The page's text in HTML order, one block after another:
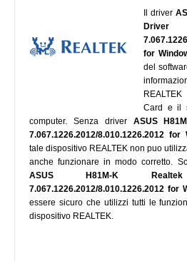
Il driver
Driver
for
del
Card e il
computer. Senza driver ASUS
7.067.1226.2012/8.010.1226.2012
tale dispositivo REALTEK non puo
anche funzionare in modo corretto.
ASUS H81M-K
7.067.1226.2012/8.010.1226.2012 for
essere sicuro che utilizzi tutti le
dispositivo REALTEK.